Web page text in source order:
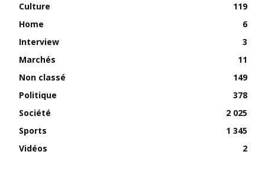
Culture
119
Home
6
Interview
3
Marchés
11
Non classé
149
Politique
378
Société
2 025
Sports
1 345
Vidéos
2